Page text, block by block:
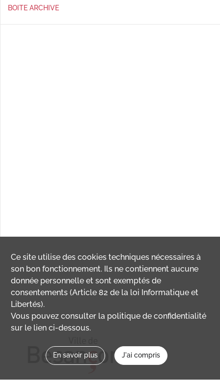
BOITE ARCHIVE
Ce site utilise descookies techniques nécessaires à
son bon fonctionnement. Ils ne contiennent aucune
donnée personnelle et sont exemptés de
consentements (Article 82 de la loi Informatique et
Libertés).
Vous pouvez consulter la politique de confidentialité
sur le lien ci-dessous.
En savoir plus J'ai compris